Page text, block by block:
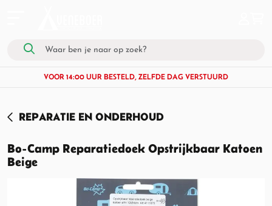
VOOR 14:00 UUR BESTELD, ZELFDE DAG VERSTUURD
REPARATIE EN ONDERHOUD
Bo-Camp Reparatiedoek Opstrijkbaar Katoen
Beige